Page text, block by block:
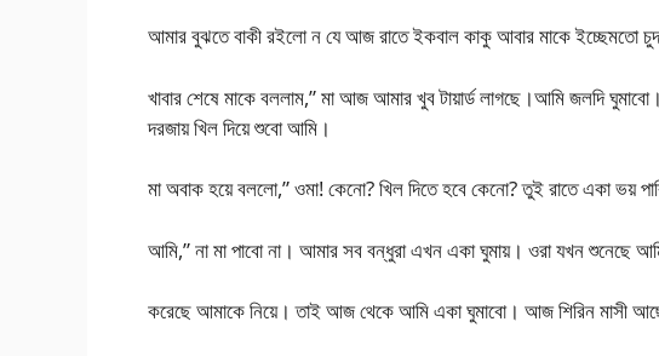
আমার বুঝতে বাকী রইলো ন যে আজ রাতে ইকবাল কাকু আবার মাকে ইচ্ছেমতো
খাবার শেষে মাকে বললাম,” মা আজ আমার খুব টায়ার্ড লাগছে।আমি জলদি
দরজায় খিল দিয়ে শুবো আমি।
মা অবাক হয়ে বললো,” ওমা! কেনো? খিল দিতে হবে কেনো? তুই রাতে একা ভয়
আমি,” না মা পাবো না। আমার সব বন্ধুরা এখন একা ঘুমায়। ওরা যখন শুনেছে
করেছে আমাকে নিয়ে। তাই আজ থেকে আমি একা ঘুমাবো। আজ শিরিন মাসী